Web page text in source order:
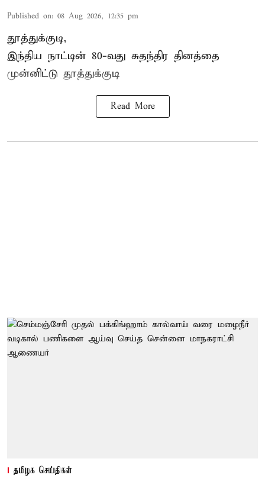
Published on: 08 Aug 2026, 12:35 pm
தூத்துக்குடி,
இந்திய நாட்டின் 80-வது சுதந்திர தினத்தை
முன்னிட்டு தூத்துக்குடி
Read More
தமிழக செய்திகள்